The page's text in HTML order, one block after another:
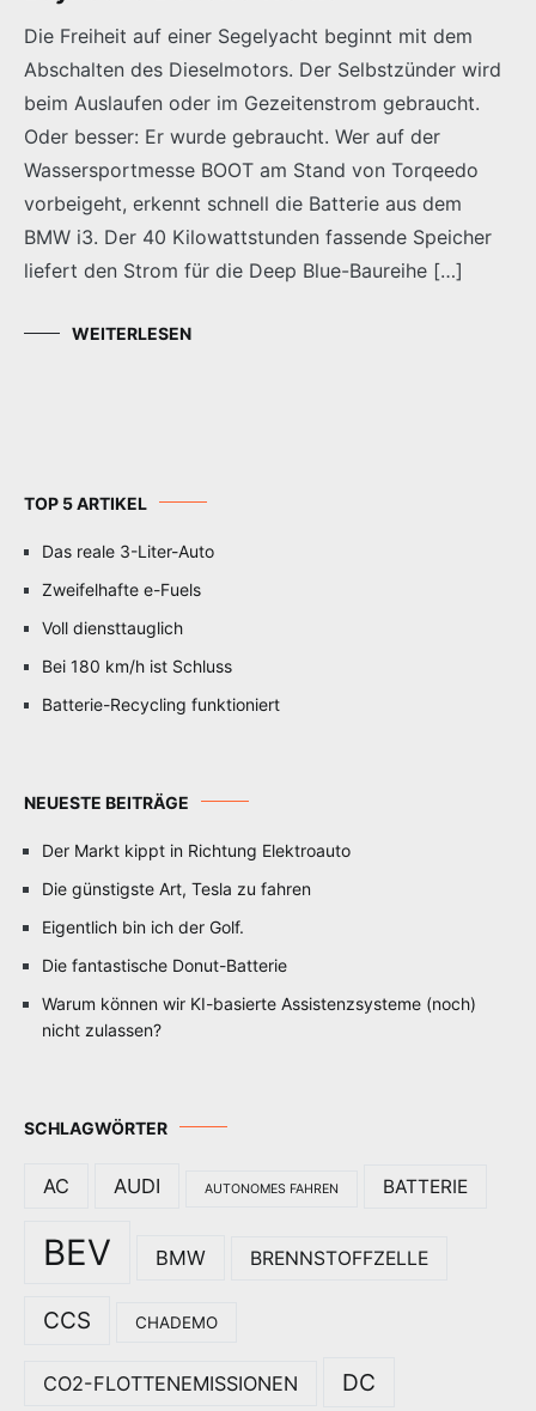
Die Freiheit auf einer Segelyacht beginnt mit dem
Abschalten des Dieselmotors. Der Selbstzünder wird
beim Auslaufen oder im Gezeitenstrom gebraucht.
Oder besser: Er wurde gebraucht. Wer auf der
Wassersportmesse BOOT am Stand von Torqeedo
vorbeigeht, erkennt schnell die Batterie aus dem
BMW i3. Der 40 Kilowattstunden fassende Speicher
liefert den Strom für die Deep Blue-Baureihe […]
WEITERLESEN
TOP 5 ARTIKEL
Das reale 3-Liter-Auto
Zweifelhafte e-Fuels
Voll diensttauglich
Bei 180 km/h ist Schluss
Batterie-Recycling funktioniert
NEUESTE BEITRÄGE
Der Markt kippt in Richtung Elektroauto
Die günstigste Art, Tesla zu fahren
Eigentlich bin ich der Golf.
Die fantastische Donut-Batterie
Warum können wir KI-basierte Assistenzsysteme (noch)
nicht zulassen?
SCHLAGWÖRTER
AC AUDI AUTONOMES FAHREN BATTERIE
BEV BMW BRENNSTOFFZELLE
CCS CHADEMO
CO2-FLOTTENEMISSIONEN DC